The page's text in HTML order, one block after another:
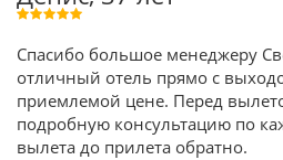
Спасибо большое менеджеру
отличный отель прямо с
приемлемой цене. Перед
подробную консультацию по
вылета до прилета обратно.